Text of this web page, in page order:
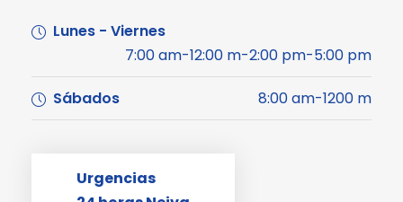
Lunes - Viernes
7:00 am-12:00 m-2:00 pm-5:00 pm
Sábados 8:00 am-1200 m
Urgencias